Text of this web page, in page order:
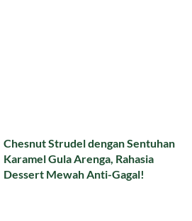
Chesnut Strudel dengan Sentuhan
Karamel Gula Arenga, Rahasia
Dessert Mewah Anti-Gagal!